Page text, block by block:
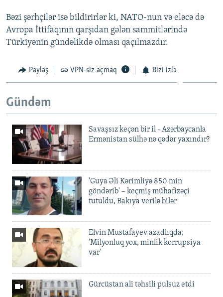
Bəzi şərhçilər isə bildirirlər ki, NATO-nun və eləcə də
Avropa İttifaqının qarşıdan gələn sammitlərində
Türkiyənin gündəlikdə olması qaçılmazdır.
Paylaş VPN-siz açmaq Bizi izlə
Gündəm
Savaşsız keçən bir il - Azərbaycanla
Ermənistan sülhə nə qədər yaxındır?
'Guya Əli Kərimliyə 850 min
göndərib' – keçmiş mühafizəçi
tutuldu, Bakıya verilə bilər
Elvin Mustafayev azadlıqda:
'Milyonluq yox, minlik korrupsiya
var'
Gürcüstan ali təhsili pulsuz etdi